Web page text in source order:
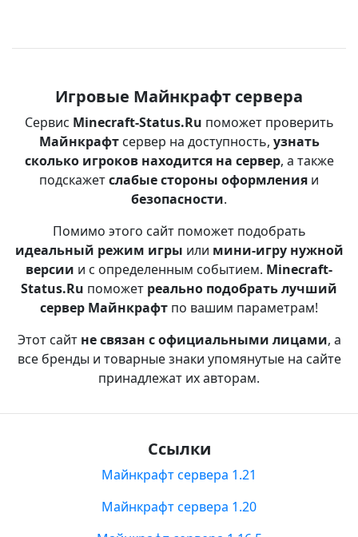
Игровые Майнкрафт сервера
Сервис Minecraft-Status.Ru поможет проверить
Майнкрафтсервер на доступность, узнать
сколько игроков находится на сервер, а также
подскажетслабые стороны оформления и
безопасности.
Помимо этого сайт поможет подобрать
идеальный режим игры или мини-игру нужной
версии и с определенным событием. Minecraft-
Status.Ru поможет реально подобрать лучший
сервер Майнкрафт по вашим параметрам!
Этот сайт не связан с официальными лицами, а
все бренды и товарные знаки упомянутые на сайте
принадлежат их авторам.
Ссылки
Майнкрафт сервера 1.21
Майнкрафт сервера 1.20